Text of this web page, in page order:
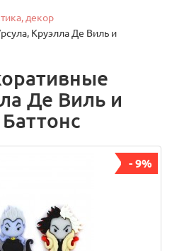
декор
Круэлла Де Виль и
Де Виль и
- 9%